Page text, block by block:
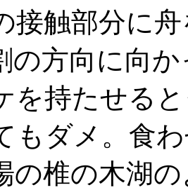
接触部分に
の方向に向
を持たせる
もダメ。食
の椎の木湖